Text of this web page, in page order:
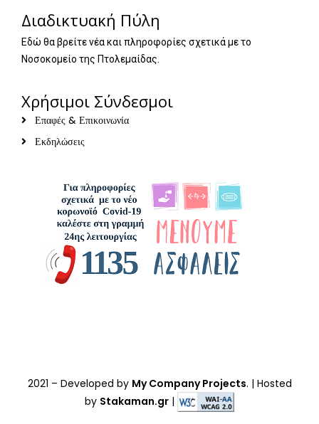
Διαδικτυακή Πύλη
Εδώ θα βρείτε νέα και πληροφορίες σχετικά με το
Νοσοκομείο της Πτολεμαίδας.
Χρήσιμοι Σύνδεσμοι
Επαφές & Επικοινωνία
Εκδηλώσεις
2021 – Developed by My Company Projects. | Hosted
by Stakaman.gr |